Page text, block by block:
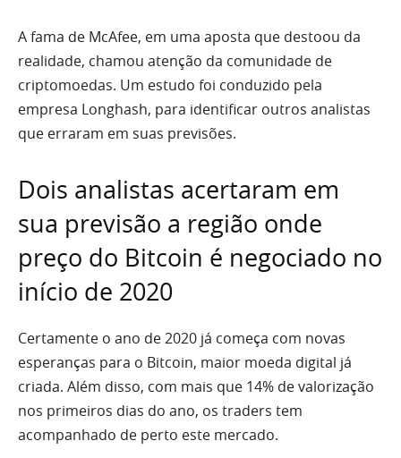
A fama de McAfee, em uma aposta que destoou da
realidade, chamou atenção da comunidade de
criptomoedas. Um estudo foi conduzido pela
empresa Longhash, para identificar outros analistas
que erraram em suas previsões.
Dois analistas acertaram em
sua previsão a região onde
preço do Bitcoin é negociado no
início de 2020
Certamente o ano de 2020 já começa com novas
esperanças para o Bitcoin, maior moeda digital já
criada. Além disso, com mais que 14% de valorização
nos primeiros dias do ano, os traders tem
acompanhado de perto este mercado.